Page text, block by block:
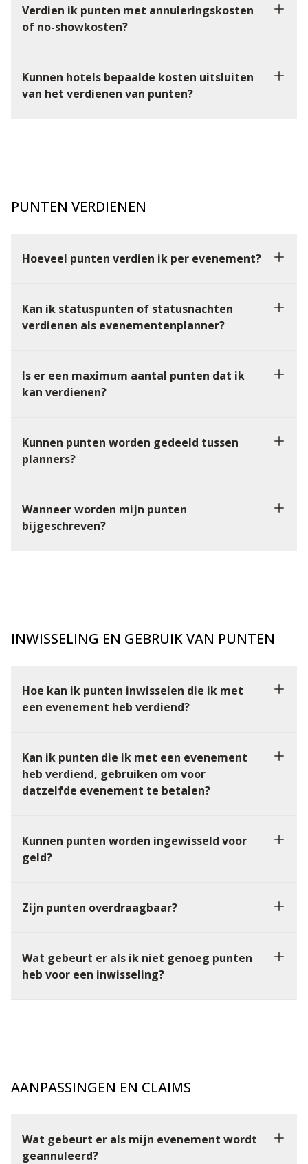
Verdien ik punten met annuleringskosten
of no-showkosten?
Kunnen hotels bepaalde kosten uitsluiten
van het verdienen van punten?
PUNTEN VERDIENEN
Hoeveel punten verdien ik per evenement?
Kan ik statuspunten of statusnachten
verdienen als evenementenplanner?
Is er een maximum aantal punten dat ik
kan verdienen?
Kunnen punten worden gedeeld tussen
planners?
Wanneer worden mijn punten
bijgeschreven?
INWISSELING EN GEBRUIK VAN PUNTEN
Hoe kan ik punten inwisselen die ik met
een evenement heb verdiend?
Kan ik punten die ik met een evenement
heb verdiend, gebruiken om voor
datzelfde evenement te betalen?
Kunnen punten worden ingewisseld voor
geld?
Zijn punten overdraagbaar?
Wat gebeurt er als ik niet genoeg punten
heb voor een inwisseling?
AANPASSINGEN EN CLAIMS
Wat gebeurt er als mijn evenement wordt
geannuleerd?